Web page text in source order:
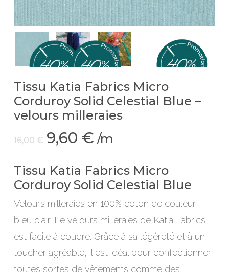
Tissu Katia Fabrics Micro
Corduroy Solid Celestial Blue –
velours milleraies
16,00€ Le
prix
initial
était :
16,00 €.
9,60 €Le
actuel
est :
9,60 €.
/m
Tissu Katia Fabrics Micro
Corduroy Solid Celestial Blue
Velours milleraies en 100% coton de couleur
bleu clair. Le velours milleraies de Katia Fabrics
est facile à coudre. Grâce à sa légèreté et à un
toucher agréable, il est idéal pour confectionner
toutes sortes de vêtements comme des